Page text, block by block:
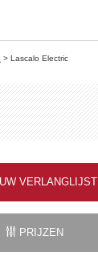
> Lascalo Electric
VERLANGLIJST
PRIJZEN